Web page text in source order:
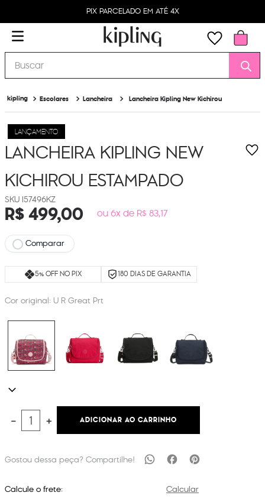
PIX PARCELADO EM ATÉ 4X
Buscar
Escolares Lancheira Lancheira Kipling New Kichirou
LANÇAMENTO
LANCHEIRA KIPLING NEW
KICHIROU ESTAMPADO
I57496KZ
R$499,00 ou 6x de R$ 83,17
Comparar
5% OFF NO PIX 180 DIAS DE GARANTIA
Cor original: U R Great Prt
＋
－ ADICIONAR AO CARRINHO
Calcule o frete: Calcular